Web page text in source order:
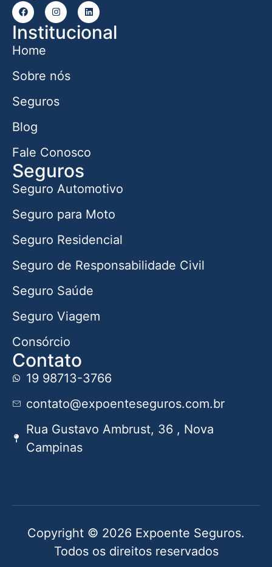
Institucional
Home
Sobre nós
Seguros
Blog
Fale Conosco
Seguros
Seguro Automotivo
Seguro para Moto
Seguro Residencial
Seguro de Responsabilidade Civil
Seguro Saúde
Seguro Viagem
Consórcio
Contato
19 98713-3766
contato@expoenteseguros.com.br
Rua Gustavo Ambrust, 36 , Nova
Campinas
Copyright © 2026 Expoente Seguros.
Todos os direitos reservados